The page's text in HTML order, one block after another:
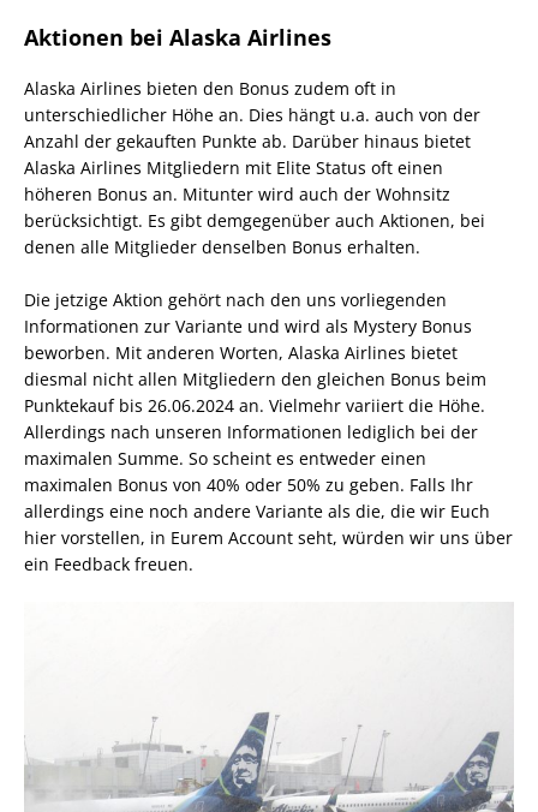
Aktionen bei Alaska Airlines
Alaska Airlines bieten den Bonus zudem oft in
unterschiedlicher Höhe an. Dies hängt u.a. auch von der
Anzahl der gekauften Punkte ab. Darüber hinaus bietet
Alaska Airlines Mitgliedern mit Elite Status oft einen
höheren Bonus an. Mitunter wird auch der Wohnsitz
berücksichtigt. Es gibt demgegenüber auch Aktionen, bei
denen alle Mitglieder denselben Bonus erhalten.
Die jetzige Aktion gehört nach den uns vorliegenden
Informationen zur Variante und wird als Mystery Bonus
beworben. Mit anderen Worten, Alaska Airlines bietet
diesmal nicht allen Mitgliedern den gleichen Bonus beim
Punktekauf bis 26.06.2024 an. Vielmehr variiert die Höhe.
Allerdings nach unseren Informationen lediglich bei der
maximalen Summe. So scheint es entweder einen
maximalen Bonus von 40% oder 50% zu geben. Falls Ihr
allerdings eine noch andere Variante als die, die wir Euch
hier vorstellen, in Eurem Account seht, würden wir uns über
ein Feedback freuen.